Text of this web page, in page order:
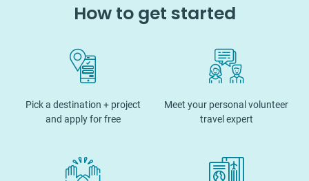
How to get started
Pick a destination + project
and apply for free
Meet your personal volunteer
travel expert